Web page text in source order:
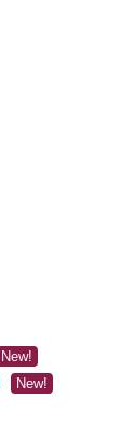
New!
New!